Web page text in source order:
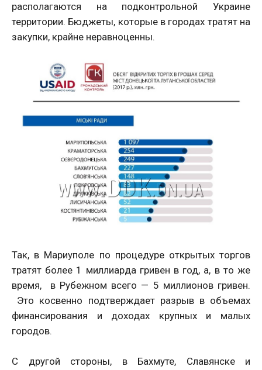
располагаются на подконтрольной Украине
территории. Бюджеты, которые в городах тратят на
закупки, крайне неравноценны.
Так, в Мариуполе по процедуре открытых торгов
тратят более 1 миллиарда гривен в год, а, в то же
время, в Рубежном всего — 5 миллионов гривен.
Это косвенно подтверждает разрыв в объемах
финансирования и доходах крупных и малых
городов.
С другой стороны, в Бахмуте, Славянске и